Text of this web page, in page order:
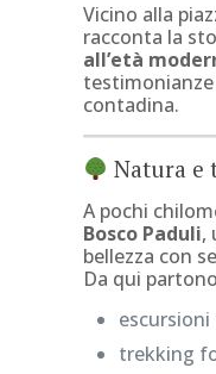
Vicino alla
racconta la
all’età
contadina.
Natura e
A pochi
Bosco Paduli,
bellezza con
Da qui
trekking